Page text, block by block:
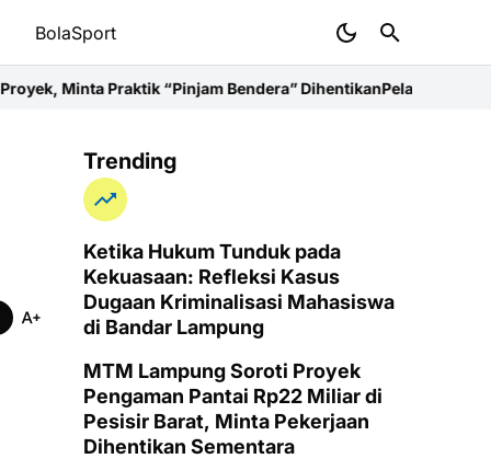
BolaSport
“Pinjam Bendera” DihentikanPelayanan Kesehatan Harus
Trending
Ketika Hukum Tunduk pada
Kekuasaan: Refleksi Kasus
Dugaan Kriminalisasi Mahasiswa
di Bandar Lampung
MTM Lampung Soroti Proyek
Pengaman Pantai Rp22 Miliar di
Pesisir Barat, Minta Pekerjaan
Dihentikan Sementara